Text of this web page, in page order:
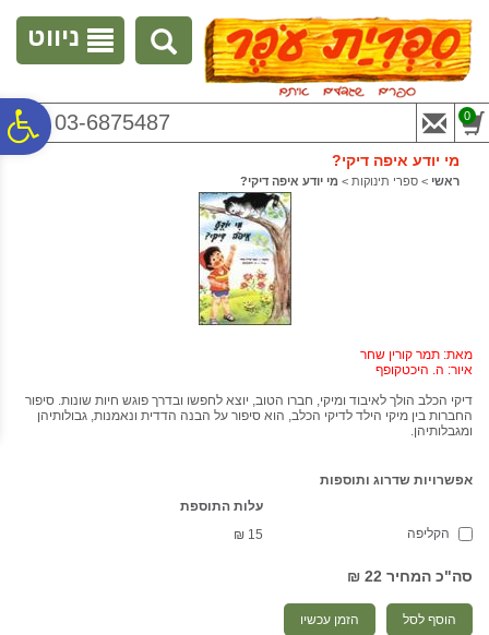
נגישות
אתר
המרכזי
ניווט
03-6875487 0
מי יודע איפה דיקי?
ראשי > ספרי תינוקות > מי יודע איפה דיקי?
מאת: תמר קורין שחר
איור: ה. היכטקופף
דיקי הכלב הולך לאיבוד ומיקי, חברו הטוב, יוצא לחפשו ובדרך פוגש חיות שונות. סיפור
החברות בין מיקי הילד לדיקי הכלב, הוא סיפור על הבנה הדדית ונאמנות, גבולותיהן
ומגבלותיהן.
אפשרויות שדרוג ותוספות
עלות התוספת
הקליפה
15
₪
סה"כ המחיר 22 ₪
הוסף לסל הזמן עכשיו